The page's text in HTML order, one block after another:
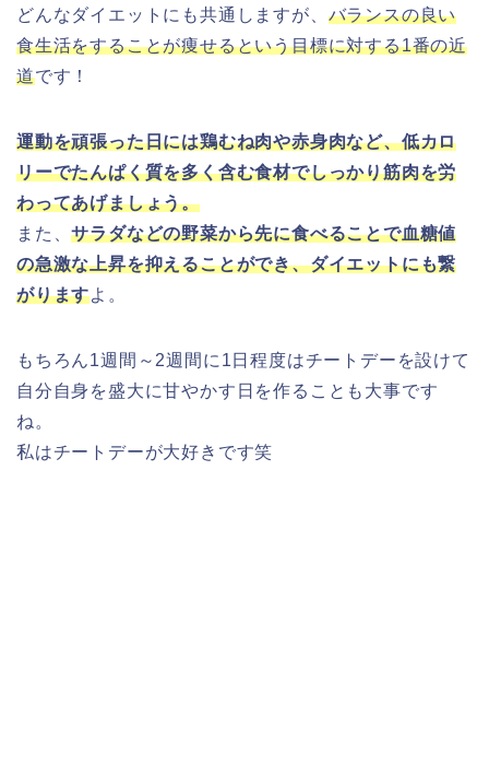
どんなダイエットにも共通しますが、 バランスの良い
食生活をすることが痩せるという目標に対する1番の近
道です！
運動を頑張った日には鶏むね肉や赤身肉など、低カロ
リーでたんぱく質を多く含む食材でしっかり筋肉を労
わってあげましょう。
また、サラダなどの野菜から先に食べることで血糖値
の急激な上昇を抑えることができ、ダイエットにも繋
がりますよ。
もちろん1週間～2週間に1日程度はチートデーを設けて
自分自身を盛大に甘やかす日を作ることも大事です
ね。
私はチートデーが大好きです笑